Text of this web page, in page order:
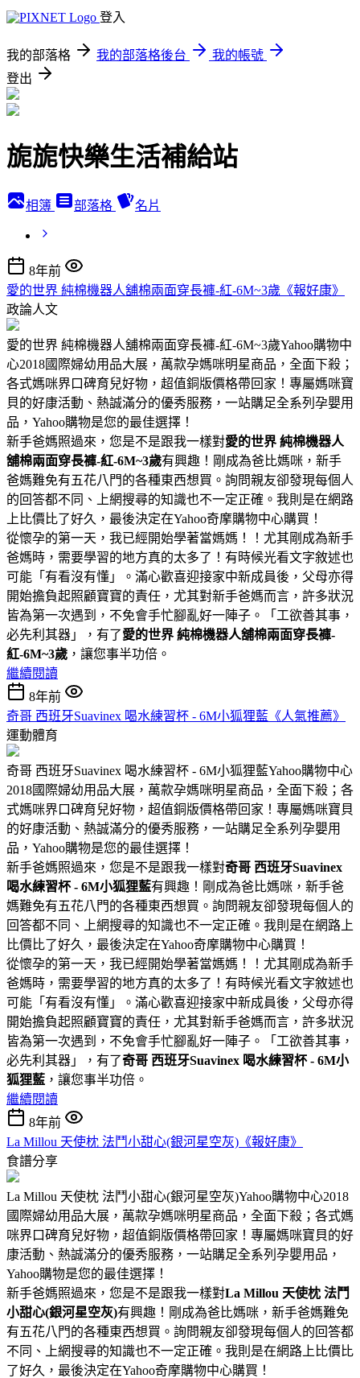
登入
我的部落格 我的部落格後台
我的帳號
登出
旎旎快樂生活補給站
相簿 部落格 名片
8年前
愛的世界 純棉機器人舖棉兩面穿長褲-紅-6M~3歲《報好康》
政論人文
愛的世界 純棉機器人舖棉兩面穿長褲-紅-6M~3歲Yahoo購物中
心2018國際婦幼用品大展，萬款孕媽咪明星商品，全面下殺；
各式媽咪界口碑育兒好物，超值銅版價格帶回家！專屬媽咪寶
貝的好康活動、熱誠滿分的優秀服務，一站購足全系列孕嬰用
品，Yahoo購物是您的最佳選擇！
新手爸媽照過來，您是不是跟我一樣對愛的世界 純棉機器人
舖棉兩面穿長褲-紅-6M~3歲有興趣！剛成為爸比媽咪，新手
爸媽難免有五花八門的各種東西想買。詢問親友卻發現每個人
的回答都不同、上網搜尋的知識也不一定正確。我則是在網路
上比價比了好久，最後決定在Yahoo奇摩購物中心購買！
從懷孕的第一天，我已經開始學著當媽媽！！尤其剛成為新手
爸媽時，需要學習的地方真的太多了！有時候光看文字敘述也
可能「有看沒有懂」。滿心歡喜迎接家中新成員後，父母亦得
開始擔負起照顧寶寶的責任，尤其對新手爸媽而言，許多狀況
皆為第一次遇到，不免會手忙腳亂好一陣子。「工欲善其事，
必先利其器」，有了愛的世界 純棉機器人舖棉兩面穿長褲-
紅-6M~3歲 ，讓您事半功倍。
繼續閱讀
8年前
奇哥 西班牙Suavinex 喝水練習杯 - 6M小狐狸藍《人氣推薦》
運動體育
奇哥 西班牙Suavinex 喝水練習杯 - 6M小狐狸藍Yahoo購物中心
2018國際婦幼用品大展，萬款孕媽咪明星商品，全面下殺；各
式媽咪界口碑育兒好物，超值銅版價格帶回家！專屬媽咪寶貝
的好康活動、熱誠滿分的優秀服務，一站購足全系列孕嬰用
品，Yahoo購物是您的最佳選擇！
新手爸媽照過來，您是不是跟我一樣對奇哥 西班牙Suavinex
喝水練習杯 - 6M小狐狸藍有興趣！剛成為爸比媽咪，新手爸
媽難免有五花八門的各種東西想買。詢問親友卻發現每個人的
回答都不同、上網搜尋的知識也不一定正確。我則是在網路上
比價比了好久，最後決定在Yahoo奇摩購物中心購買！
從懷孕的第一天，我已經開始學著當媽媽！！尤其剛成為新手
爸媽時，需要學習的地方真的太多了！有時候光看文字敘述也
可能「有看沒有懂」。滿心歡喜迎接家中新成員後，父母亦得
開始擔負起照顧寶寶的責任，尤其對新手爸媽而言，許多狀況
皆為第一次遇到，不免會手忙腳亂好一陣子。「工欲善其事，
必先利其器」，有了奇哥 西班牙Suavinex 喝水練習杯 - 6M小
狐狸藍 ，讓您事半功倍。
繼續閱讀
8年前
La Millou 天使枕 法鬥小甜心(銀河星空灰)《報好康》
食譜分享
La Millou 天使枕 法鬥小甜心(銀河星空灰)Yahoo購物中心2018
國際婦幼用品大展，萬款孕媽咪明星商品，全面下殺；各式媽
咪界口碑育兒好物，超值銅版價格帶回家！專屬媽咪寶貝的好
康活動、熱誠滿分的優秀服務，一站購足全系列孕嬰用品，
Yahoo購物是您的最佳選擇！
新手爸媽照過來，您是不是跟我一樣對La Millou 天使枕 法鬥
小甜心(銀河星空灰)有興趣！剛成為爸比媽咪，新手爸媽難免
有五花八門的各種東西想買。詢問親友卻發現每個人的回答都
不同、上網搜尋的知識也不一定正確。我則是在網路上比價比
了好久，最後決定在Yahoo奇摩購物中心購買！